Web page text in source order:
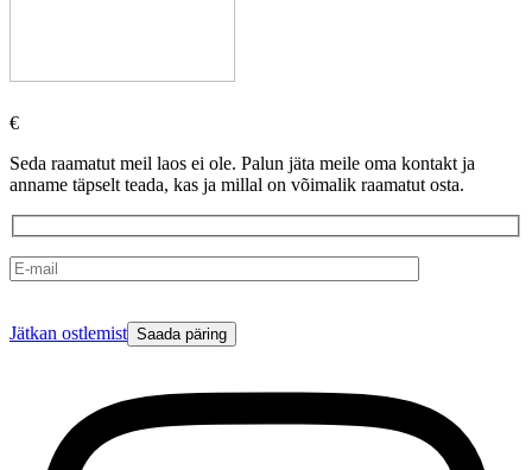
€
Seda raamatut meil laos ei ole. Palun jäta meile oma kontakt ja
anname täpselt teada, kas ja millal on võimalik raamatut osta.
leave
Jätkan ostlemist